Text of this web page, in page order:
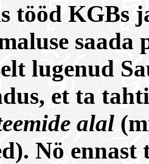
tööd KGBs
saada
lugenud
et ta
alal
Nö